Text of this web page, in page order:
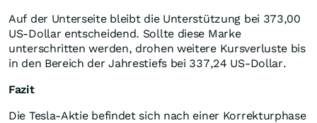
Auf der Unterseite bleibt die Unterstützung bei 373,00
US-Dollar entscheidend. Sollte diese Marke
unterschritten werden, drohen weitere Kursverluste bis
in den Bereich der Jahrestiefs bei 337,24 US-Dollar.
Fazit
Die Tesla-Aktie befindet sich nach einer Korrekturphase